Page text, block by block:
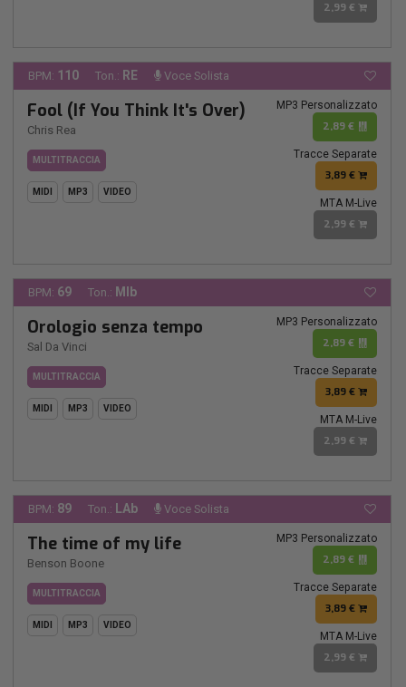
2,99 €
BPM: 110 Ton.: RE Voce Solista
Fool (If You Think It's Over)
Chris Rea
MULTITRACCIA
MIDI MP3 VIDEO
MP3 Personalizzato
2,89 €
Tracce Separate
3,89 €
MTA M-Live
2,99 €
BPM: 69 Ton.: MIb
Orologio senza tempo
Sal Da Vinci
MULTITRACCIA
MIDI MP3 VIDEO
MP3 Personalizzato
2,89 €
Tracce Separate
3,89 €
MTA M-Live
2,99 €
BPM: 89 Ton.: LAb Voce Solista
The time of my life
Benson Boone
MULTITRACCIA
MIDI MP3 VIDEO
MP3 Personalizzato
2,89 €
Tracce Separate
3,89 €
MTA M-Live
2,99 €